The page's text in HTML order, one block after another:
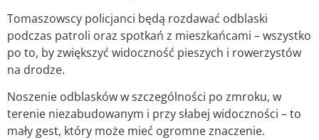
Tomaszowscy policjanci będą rozdawać odblaski
podczas patroli oraz spotkań z mieszkańcami – wszystko
po to, by zwiększyć widoczność pieszych i rowerzystów
na drodze.
Noszenie odblasków wszczególności po zmroku, w
terenie niezabudowanym i przy słabej widoczności – to
mały gest, który może mieć ogromne znaczenie.